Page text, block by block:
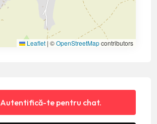
Leaflet | ©OpenStreetMapcontributors
Autentifică-te pentru chat.